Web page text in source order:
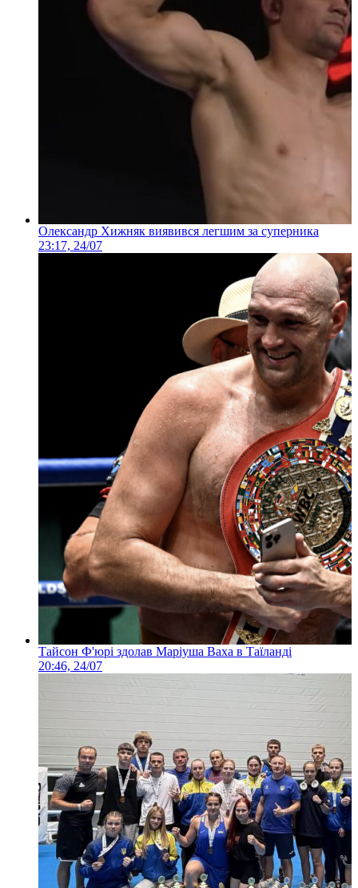
Олександр Хижняк виявився легшим за суперника
23:17, 24/07
Тайсон Ф'юрі здолав Маріуша Ваха в Таїланді
20:46, 24/07